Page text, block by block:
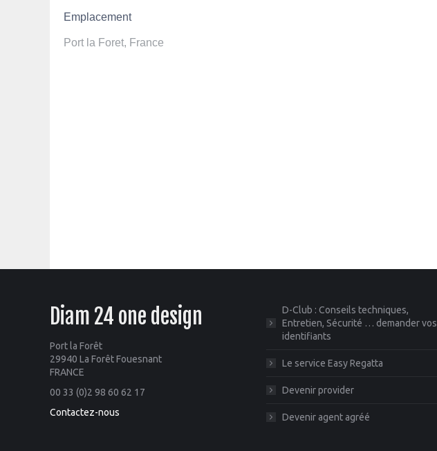
Emplacement
Port la Foret, France
Diam 24 one design
Port la Forêt
29940 La Forêt Fouesnant
FRANCE
00 33 (0)2 98 60 62 17
Contactez-nous
D-Club : Conseils techniques,
Entretien, Sécurité … demander vos
identifiants
Le service Easy Regatta
Devenir provider
Devenir agent agréé